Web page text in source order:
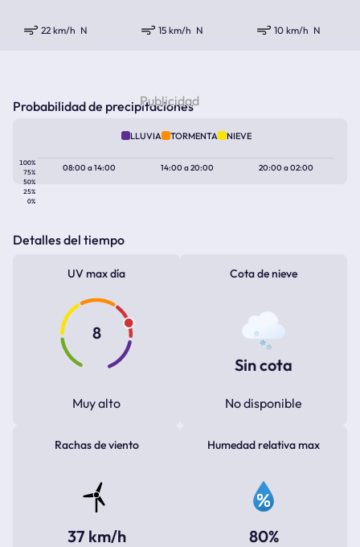
22 km/h N 15 km/h N 10 km/h N
Probabilidad de precipitaciones
LLUVIA TORMENTA NIEVE
100%
75%
50%
25%
0%
08:00a14:00 14:00a20:00 20:00a02:00
Detalles del tiempo
UV max día
8
Muy alto
Cota de nieve
Sin cota
No disponible
Rachas de viento
37 km/h
Humedad relativa max
80%